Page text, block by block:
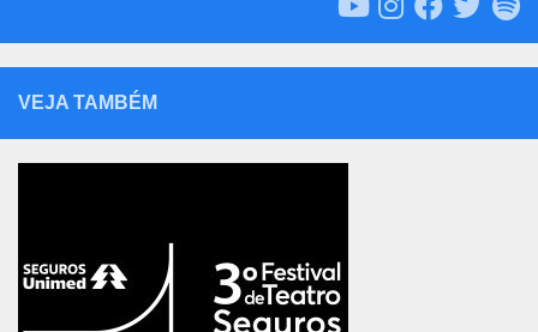
VEJA TAMBÉM